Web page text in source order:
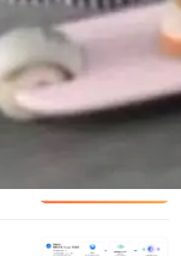
的
业
文
的
腾
心
AI
面
M